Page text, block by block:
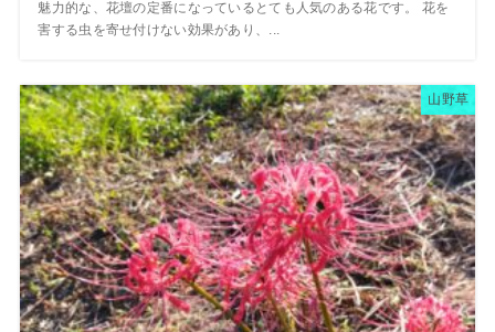
魅力的な、花壇の定番になっているとても人気のある花です。 花を
害する虫を寄せ付けない効果があり、...
山野草